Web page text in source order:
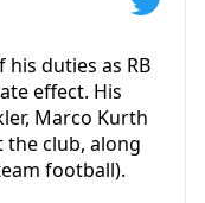
his duties as RB
effect. His
Marco Kurth
the club, along
football).